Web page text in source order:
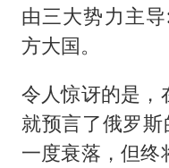
由三大势力主
方大国。
令人惊讶的是，
就预言了俄罗
一度衰落，但终